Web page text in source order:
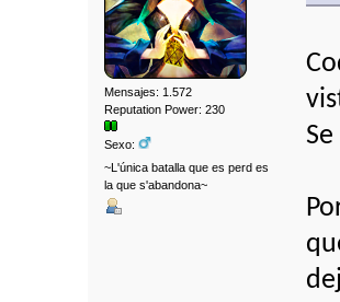
Mensajes: 1.572
Reputation Power: 230
Sexo:
~L'única batalla que es perd es
la que s'abandona~